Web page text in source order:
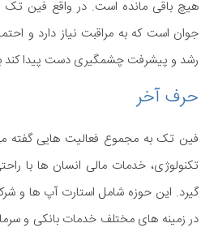
هیچ باقی مانده است. در واقع فین تک
جوان است که به مراقبت نیاز دارد و
رشد و پیشرفت چشمگیری دست پیدا کند
حرف آخر
فین تک به مجموع فعالیت هایی گفته
تکنولوژی، خدمات مالی انسان ها با
گیرد. این حوزه شامل استارت آپ ها و
در زمینه های مختلف خدمات بانکی و